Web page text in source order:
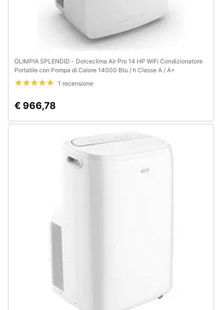
OLIMPIA SPLENDID - Dolceclima Air Pro 14 HP WiFi Condizionatore
Portatile con Pompa di Calore 14000 Btu / h Classe A / A+
1 recensione
€ 966,78